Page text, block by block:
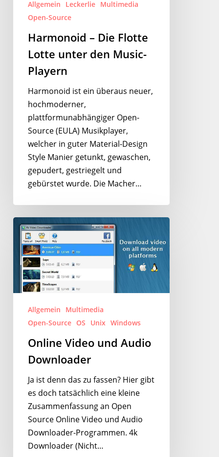
Playern
Allgemein Leckerlie Multimedia
Open-Source
Harmonoid – Die Flotte
Lotte unter den Music-
Playern
Harmonoid ist ein überaus neuer,
hochmoderner,
plattformunabhängiger Open-
Source (EULA) Musikplayer,
welcher in guter Material-Design
Style Manier getunkt, gewaschen,
gepudert, gestriegelt und
gebürstet wurde. Die Macher…
Online
Video
und
Audio
Downloader
Allgemein
Multimedia
Open-Source OS Unix Windows
Online Video und Audio
Downloader
Ja ist denn das zu fassen? Hier gibt
es doch tatsächlich eine kleine
Zusammenfassung an Open
Source Online Video und Audio
Downloader-Programmen. 4k
Downloader (Nicht…